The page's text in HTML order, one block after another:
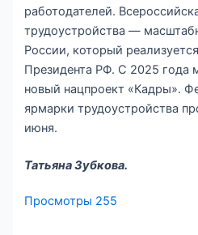
работодателей.
трудоустройства —
России, который
Президента РФ. С 2025 года
новый нацпроект «Кадры».
ярмарки трудоустройства
июня.
Татьяна Зубкова.
Просмотры 255